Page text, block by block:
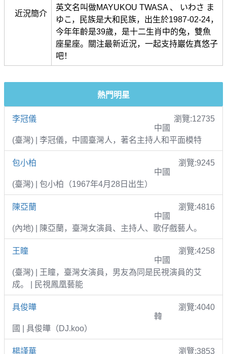
近況簡介
英文名叫做MAYUKOU TWASA 、 いわさ ま
ゆこ，民族是大和民族，出生於1987-02-24，
今年年齡是39歲，是十二生肖中的兔，雙魚
座星座。關注最新近況，一起支持巖佐真悠子
吧！
熱門明星
李冠儀
瀏覽:12735
中國
(臺灣) | 李冠儀，中國臺灣人，著名主持人和平面模特
包小柏
瀏覽:9245
中國
(臺灣) | 包小柏（1967年4月28日出生）
陳亞蘭
瀏覽:4816
中國
(內地) | 陳亞蘭，臺灣女演員、主持人、歌仔戲藝人。
王瞳
瀏覽:4258
中國
(臺灣) | 王瞳，臺灣女演員，男友為同是民視演員的艾
成。 | 民視鳳凰藝能
具俊曄
瀏覽:4040
韓
國 | 具俊曄（DJ.koo）
楊謹華 瀏覽:3853